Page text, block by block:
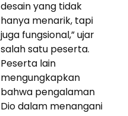
desain yang tidak
hanya menarik, tapi
juga fungsional,” ujar
salah satu peserta.
Peserta lain
mengungkapkan
bahwa pengalaman
Dio dalam menangani